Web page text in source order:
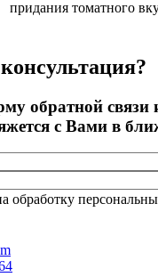
придания томатного
обратной
с Вами в
обработку